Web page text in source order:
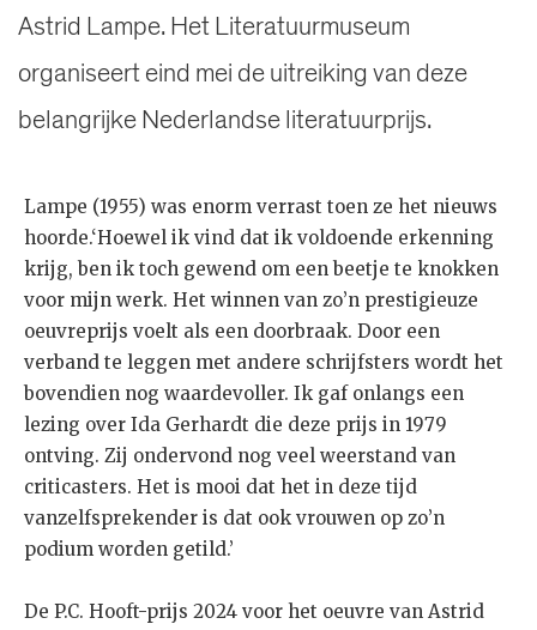
Astrid Lampe. Het Literatuurmuseum
organiseert eind mei de uitreiking van deze
belangrijke Nederlandse literatuurprijs.
Lampe (1955) was enorm verrast toen ze het nieuws
hoorde.‘Hoewel ik vind dat ik voldoende erkenning
krijg, ben ik toch gewend om een beetje te knokken
voor mijn werk. Het winnen van zo’n prestigieuze
oeuvreprijs voelt als een doorbraak. Door een
verband te leggen met andere schrijfsters wordt het
bovendien nog waardevoller. Ik gaf onlangs een
lezing over Ida Gerhardt die deze prijs in 1979
ontving. Zij ondervond nog veel weerstand van
criticasters. Het is mooi dat het in deze tijd
vanzelfsprekender is dat ook vrouwen op zo’n
podium worden getild.’
De P.C. Hooft-prijs 2024 voor het oeuvre van Astrid